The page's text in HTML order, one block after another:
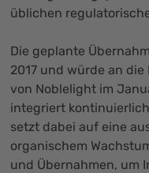
üblichen
Die geplante
2017 und würde an
von Noblelight im
integriert
setzt dabei auf eine
organischem
und Übernahmen, um